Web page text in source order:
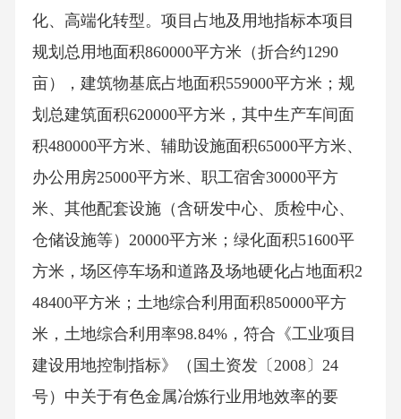
化、高端化转型。项目占地及用地指标本项目
规划总用地面积860000平方米（折合约1290
亩），建筑物基底占地面积559000平方米；规
划总建筑面积620000平方米，其中生产车间面
积480000平方米、辅助设施面积65000平方米、
办公用房25000平方米、职工宿舍30000平方
米、其他配套设施（含研发中心、质检中心、
仓储设施等）20000平方米；绿化面积51600平
方米，场区停车场和道路及场地硬化占地面积2
48400平方米；土地综合利用面积850000平方
米，土地综合利用率98.84%，符合《工业项目
建设用地控制指标》（国土资发〔2008〕24
号）中关于有色金属冶炼行业用地效率的要